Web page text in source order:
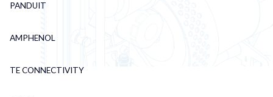
PANDUIT
AMPHENOL
TE CONNECTIVITY